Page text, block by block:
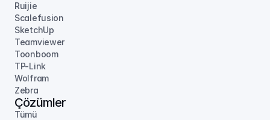
Ruijie
Scalefusion
SketchUp
Teamviewer
Toonboom
TP-Link
Wolfram
Zebra
Çözümler
Tümü